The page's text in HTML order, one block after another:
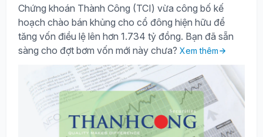
Chứng khoán Thành Công (TCI) vừa công bố kế
hoạch chào bán khủng cho cổ đông hiện hữu để
tăng vốn điều lệ lên hơn 1.734 tỷ đồng. Bạn đã sẵn
sàng cho đợt bơm vốn mới này chưa? Xem thêm